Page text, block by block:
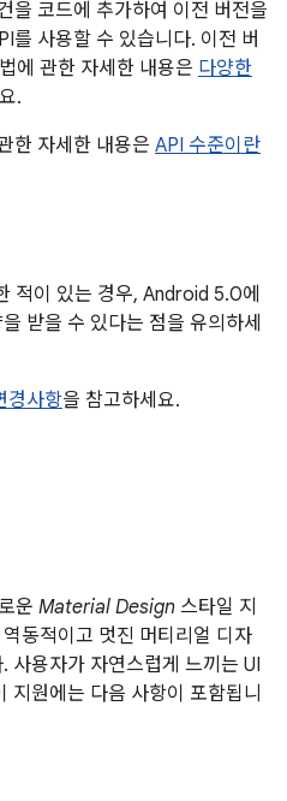
을 코드에 추가하여 이전 버전을
사용할 수 있습니다. 이전 버
에 관한 자세한 내용은 다양한
.
한 자세한 내용은 API 수준이란
적이 있는 경우, Android 5.0에
받을 수 있다는 점을 유의하세
경사항을 참고하세요.
운 Material Design 스타일 지
동적이고 멋진 머티리얼 디자
사용자가 자연스럽게 느끼는 UI
지원에는 다음 사항이 포함됩니